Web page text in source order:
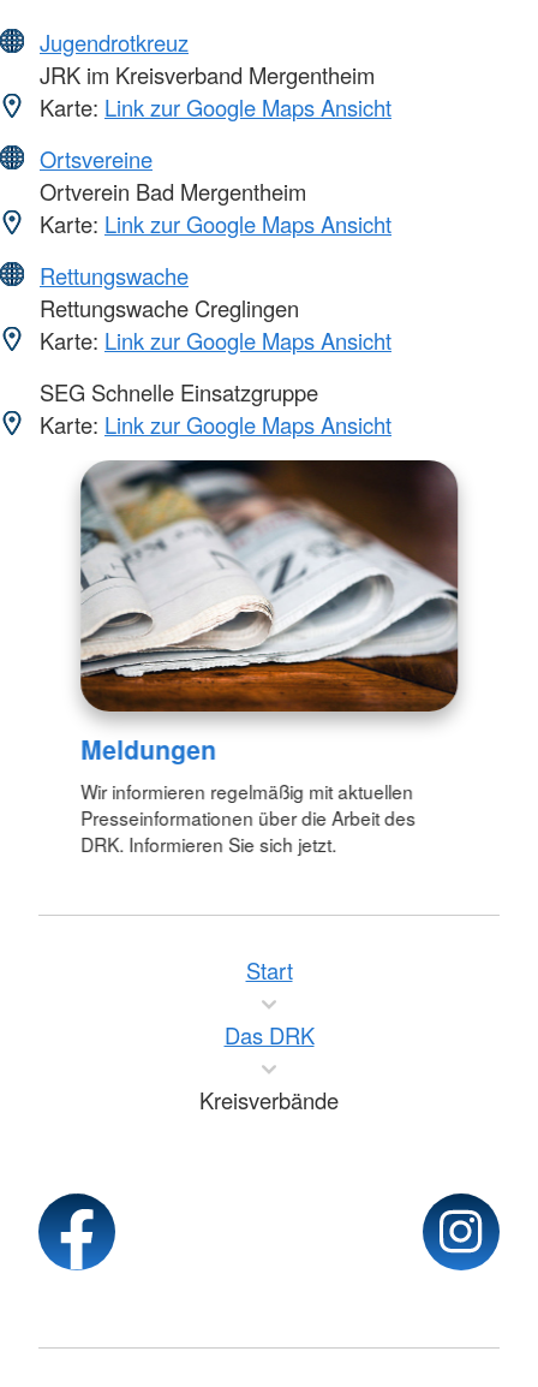
Jugendrotkreuz
JRK im Kreisverband Mergentheim
Karte: Link zur Google Maps Ansicht
Ortsvereine
Ortverein Bad Mergentheim
Karte: Link zur Google Maps Ansicht
Rettungswache
Rettungswache Creglingen
Karte: Link zur Google Maps Ansicht
SEG Schnelle Einsatzgruppe
Karte: Link zur Google Maps Ansicht
Meldungen
Wir informieren regelmäßig mit aktuellen
Presseinformationen über die Arbeit des
DRK. Informieren Sie sich jetzt.
Start
Das DRK
Kreisverbände